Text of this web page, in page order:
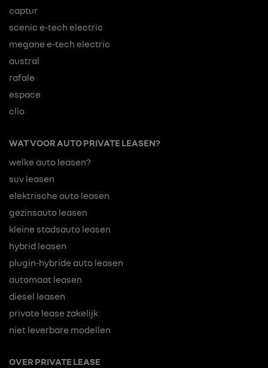
captur
scenic e-tech electric
megane e-tech electric
austral
rafale
espace
clio
WAT VOOR AUTO PRIVATE LEASEN?
welke auto leasen?
suv leasen
elektrische auto leasen
gezinsauto leasen
kleine stadsauto leasen
hybrid leasen
plugin-hybride auto leasen
automaat leasen
diesel leasen
private lease zakelijk
niet leverbare modellen
OVER PRIVATE LEASE